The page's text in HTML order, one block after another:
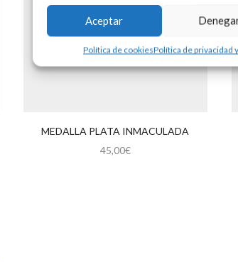
Aceptar
Política de cookiesPolítica de privacidad
MEDALLA PLATA INMACULADA
45,00€